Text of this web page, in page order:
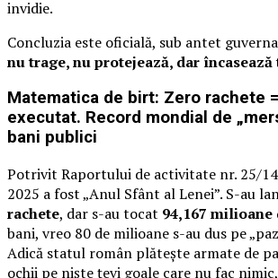
invidie.
Concluzia este oficială, sub antet
nu trage, nu protejează, dar
Matematica de birt: Zero rachete
executat. Record mondial de
bani publici
Potrivit Raportului de activitate nr. 25/
2025 a fost „Anul Sfânt al Lenei”. S-au
rachete, dar s-au tocat 94,167 milioane
bani, vreo 80 de milioane s-au dus pe
Adică statul român plătește armate de
ochii pe niște țevi goale care nu fac